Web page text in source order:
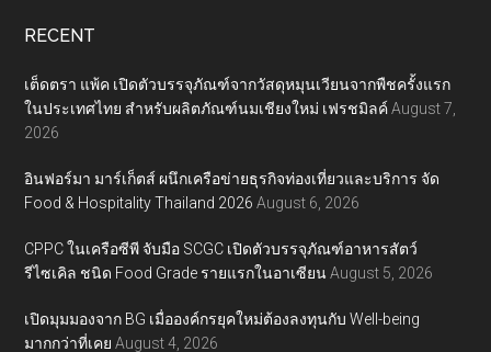
RECENT
เต็ดตรา แพ้ค เปิดตัวบรรจุภัณฑ์จากวัสดุหมุนเวียนจากพืชครั้งแรก
ในประเทศไทย สำหรับผลิตภัณฑ์นมเชียงใหม่ เฟรชมิลค์ August 7,
2026
อินฟอร์มา มาร์เก็ตส์ ผนึกเครือข่ายธุรกิจท่องเที่ยวและบริการ จัด
Food & Hospitality Thailand 2026 August 6, 2026
CPPC ในเครือซีพี จับมือ SCGC เปิดตัวบรรจุภัณฑ์อาหารสัตว์
รีไซเคิล ชนิด Food Grade รายแรกในอาเซียน August 5, 2026
เปิดมุมมองจาก BG เมื่อองค์กรยุคใหม่ต้องลงทุนกับ Well-being
มากกว่าที่เคย August 4, 2026